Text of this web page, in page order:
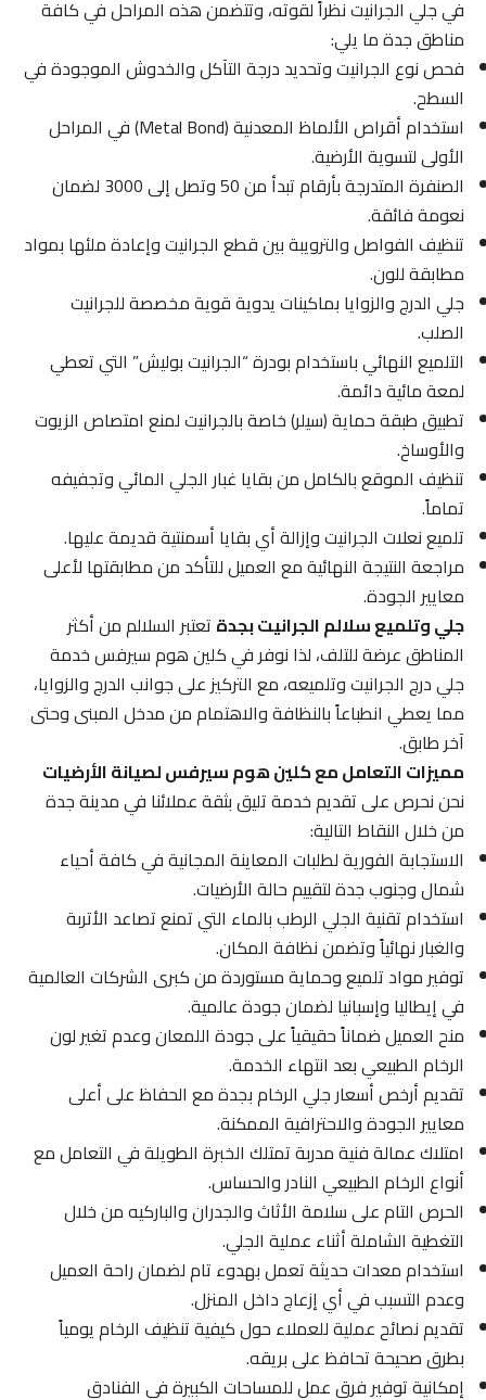
في جلي الجرانيت نظراً لقوته، وتتضمن هذه المراحل في كافة
مناطق جدة ما يلي:
فحص نوع الجرانيت وتحديد درجة التآكل والخدوش الموجودة في
السطح.
استخدام أقراص الألماظ المعدنية (Metal Bond) في المراحل
الأولى لتسوية الأرضية.
الصنفرة المتدرجة بأرقام تبدأ من 50 وتصل إلى 3000 لضمان
نعومة فائقة.
تنظيف الفواصل والترويبة بين قطع الجرانيت وإعادة ملئها بمواد
مطابقة للون.
جلي الدرج والزوايا بماكينات يدوية قوية مخصصة للجرانيت
الصلب.
التلميع النهائي باستخدام بودرة “الجرانيت بوليش” التي تعطي
لمعة مائية دائمة.
تطبيق طبقة حماية (سيلر) خاصة بالجرانيت لمنع امتصاص الزيوت
والأوساخ.
تنظيف الموقع بالكامل من بقايا غبار الجلي المائي وتجفيفه
تماماً.
تلميع نعلات الجرانيت وإزالة أي بقايا أسمنتية قديمة عليها.
مراجعة النتيجة النهائية مع العميل للتأكد من مطابقتها لأعلى
معايير الجودة.
جلي وتلميع سلالم الجرانيت بجدةتعتبر السلالم من أكثر
المناطق عرضة للتلف، لذا نوفر في كلين هوم سيرفس خدمة
جلي درج الجرانيت وتلميعه، مع التركيز على جوانب الدرج والزوايا،
مما يعطي انطباعاً بالنظافة والاهتمام من مدخل المبنى وحتى
آخر طابق.
مميزات التعامل مع كلين هوم سيرفس لصيانة الأرضيات
نحن نحرص على تقديم خدمة تليق بثقة عملائنا في مدينة جدة
من خلال النقاط التالية:
الاستجابة الفورية لطلبات المعاينة المجانية في كافة أحياء
شمال وجنوب جدة لتقييم حالة الأرضيات.
استخدام تقنية الجلي الرطب بالماء التي تمنع تصاعد الأتربة
والغبار نهائياً وتضمن نظافة المكان.
توفير مواد تلميع وحماية مستوردة من كبرى الشركات العالمية
في إيطاليا وإسبانيا لضمان جودة عالمية.
منح العميل ضماناً حقيقياً على جودة اللمعان وعدم تغير لون
الرخام الطبيعي بعد انتهاء الخدمة.
تقديم أرخص أسعار جلي الرخام بجدة مع الحفاظ على أعلى
معايير الجودة والاحترافية الممكنة.
امتلاك عمالة فنية مدربة تمتلك الخبرة الطويلة في التعامل مع
أنواع الرخام الطبيعي النادر والحساس.
الحرص التام على سلامة الأثاث والجدران والباركيه من خلال
التغطية الشاملة أثناء عملية الجلي.
استخدام معدات حديثة تعمل بهدوء تام لضمان راحة العميل
وعدم التسبب في أي إزعاج داخل المنزل.
تقديم نصائح عملية للعملاء حول كيفية تنظيف الرخام يومياً
بطرق صحيحة تحافظ على بريقه.
إمكانية توفير فرق عمل للمساحات الكبيرة في الفنادق